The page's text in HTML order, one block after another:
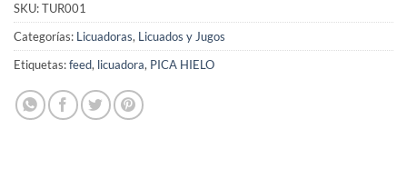
SKU:TUR001
Categorías: Licuadoras, Licuados y Jugos
Etiquetas:feed, licuadora, PICA HIELO